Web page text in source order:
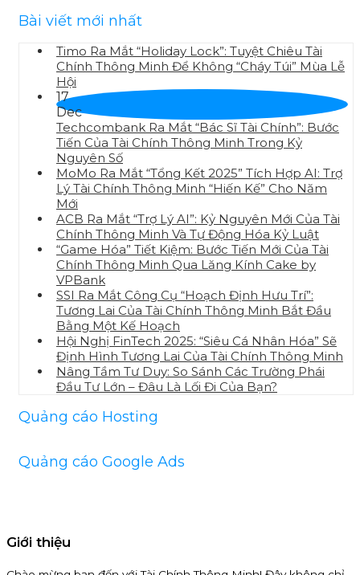
Bài viết mới nhất
Timo Ra Mắt “Holiday Lock”: Tuyệt Chiêu Tài
Chính Thông Minh Để Không “Cháy Túi” Mùa Lễ
Hội
17
Dec
Techcombank Ra Mắt “Bác Sĩ Tài Chính”: Bước
Tiến Của Tài Chính Thông Minh Trong Kỷ
Nguyên Số
MoMo Ra Mắt “Tổng Kết 2025” Tích Hợp AI: Trợ
Lý Tài Chính Thông Minh “Hiến Kế” Cho Năm
Mới
ACB Ra Mắt “Trợ Lý AI”: Kỷ Nguyên Mới Của Tài
Chính Thông Minh Và Tự Động Hóa Kỷ Luật
“Game Hóa” Tiết Kiệm: Bước Tiến Mới Của Tài
Chính Thông Minh Qua Lăng Kính Cake by
VPBank
SSI Ra Mắt Công Cụ “Hoạch Định Hưu Trí”:
Tương Lai Của Tài Chính Thông Minh Bắt Đầu
Bằng Một Kế Hoạch
Hội Nghị FinTech 2025: “Siêu Cá Nhân Hóa” Sẽ
Định Hình Tương Lai Của Tài Chính Thông Minh
Nâng Tầm Tư Duy: So Sánh Các Trường Phái
Đầu Tư Lớn – Đâu Là Lối Đi Của Bạn?
Quảng cáo Hosting
Quảng cáo Google Ads
Giới thiệu